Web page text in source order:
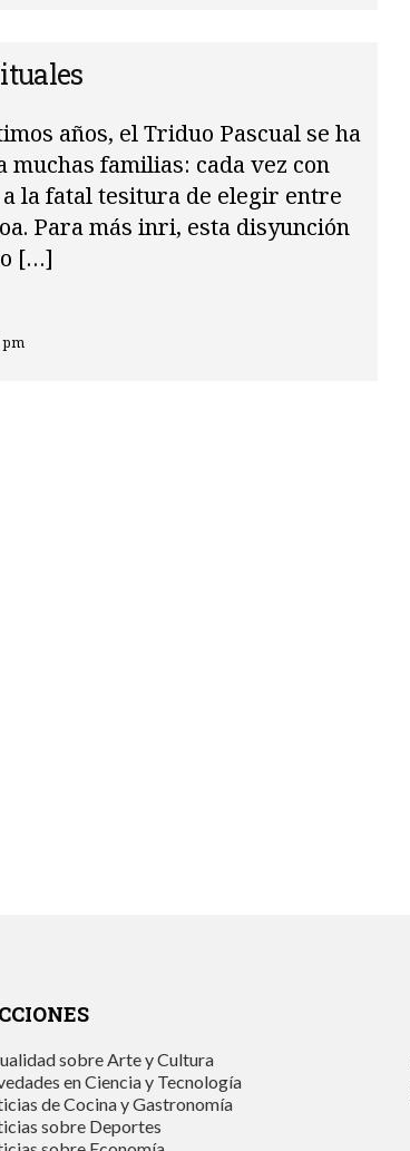
años, el Triduo Pascual se ha
familias: cada vez con
la fatal tesitura de elegir entre
Para más inri, esta disyunción
[…]
pm
sobre Arte y Cultura
en Ciencia y Tecnología
de Cocina y Gastronomía
sobre Deportes